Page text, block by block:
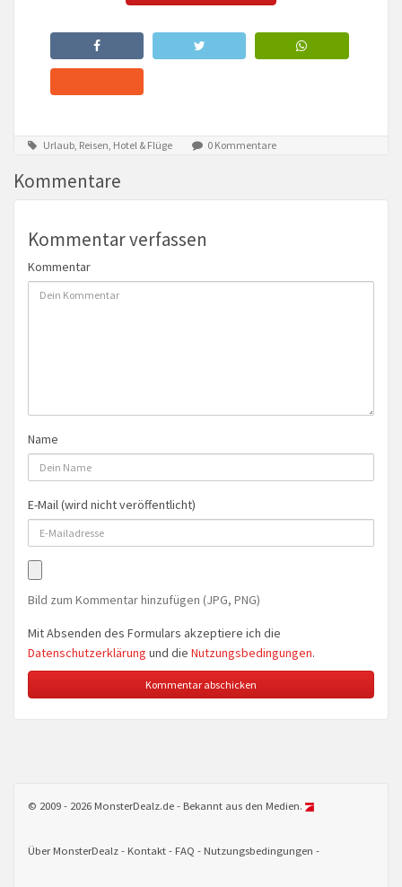
Urlaub, Reisen, Hotel & Flüge 0 Kommentare
Kommentare
Kommentar verfassen
Kommentar
Name
E-Mail (wird nicht veröffentlicht)
Bild zum Kommentar hinzufügen (JPG, PNG)
Mit Absenden des Formulars akzeptiere ich die
Datenschutzerklärung und die Nutzungsbedingungen.
© 2009 - 2026 MonsterDealz.de - Bekannt aus den Medien.
Über MonsterDealz Kontakt FAQ Nutzungsbedingungen